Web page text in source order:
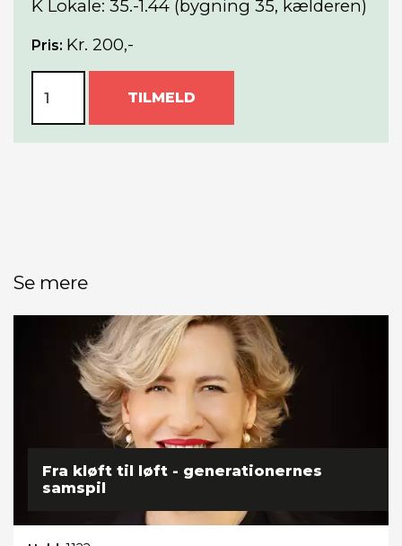
K Lokale: 35.-1.44 (bygning 35, kælderen)
Pris: Kr. 200,-
TILMELD
Se mere
Fra kløft til løft - generationernes
samspil